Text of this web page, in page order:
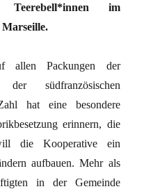
im
Marseille.
Packungen der
der südfranzösischen
hat eine besondere
erinnern, die
die Kooperative ein
aufbauen. Mehr als
in der Gemeinde